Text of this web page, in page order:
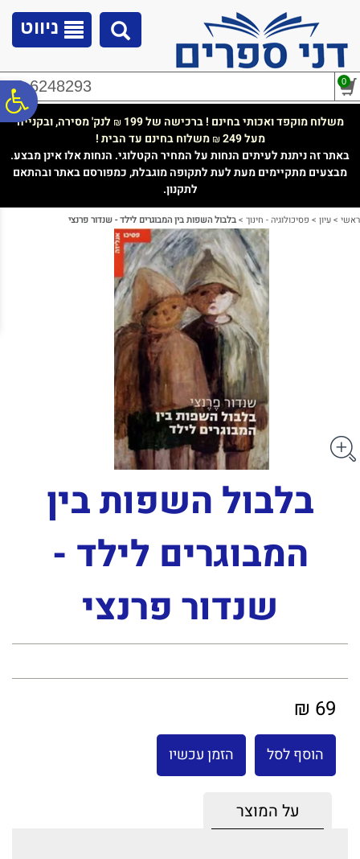
נגישות
ניווט
02-6248293 0
משלוח מוקפד ואכותי בחינם ! ברכישה של 199 ₪ לנק' מסירה, ובקנייה
מעל 249
₪משלוח בחינם עד הבית !
באתר זה ניתנת לעיתים הנחות על המחיר הקטלוגי. הנחות אלו אינן מבצע.
מבצעים מתקיימים מעת לעת לתקופה מוגבלת, כמפורסם באתר ובהתאם
לתקנון.
ראשי >עיון > פסיכולוגיה - חינוך >בלבול השפות בין המבוגרים לילד - שנדור פרנצי
בלבול השפות בין
המבוגרים לילד -
שנדור פרנצי
69 ₪
הוסף לסל הזמן עכשיו
על המוצר